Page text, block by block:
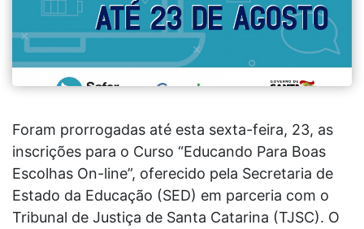
Foram prorrogadas até esta sexta-feira, 23, as
inscrições para o Curso “Educando Para Boas
Escolhas On-line”, oferecido pela Secretaria de
Estado da Educação (SED) em parceria com o
Tribunal de Justiça de Santa Catarina (TJSC). O